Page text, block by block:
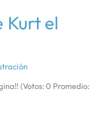
Kurt el
(Votos: 0 Promedio: